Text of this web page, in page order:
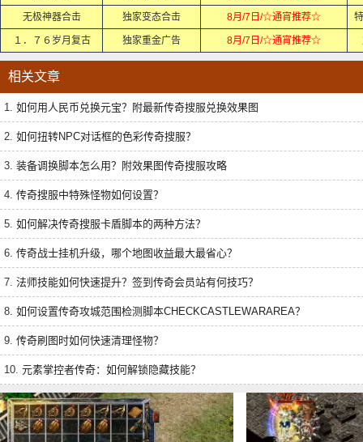
无极神器合击 独家变态合击 8月/7日/☆通宵推荐☆
１．７６岁月复古 独家重金广告 8月/7日/☆通宵推荐☆
相关文章
1. 如何用人民币兑换元宝？附最新传奇搜服兑换效果图
2. 如何扭转NPC对话框的色彩传奇搜服？
3. 装备调换脚本怎么用？附效果图传奇搜服攻略
4. 传奇搜服中特殊怪物如何设置？
5. 如何解决传奇搜服卡盾脚本的两种方法？
6. 传奇战士挂机升级，哪个地图收益最大最省心？
7. 法师技能如何快速提升？签到传奇会员站有何技巧？
8. 如何设置传奇攻城范围检测脚本CHECKCASTLEWARAREA？
9. 传奇刷图时如何快速清理怪物？
10. 元素掌控者传奇：如何解锁隐藏技能？